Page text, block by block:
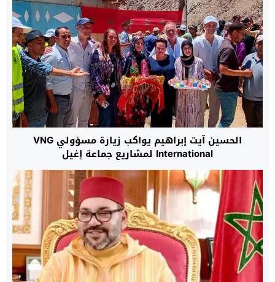
الحسين آيت إبراهيم يواكب زيارة مسؤولي VNG
International لمشاريع جماعة إغيل